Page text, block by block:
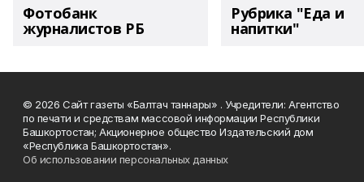
Фотобанк
журналистов РБ
Рубрика "Еда и
напитки"
© 2026 Сайт газеты «Балтач таннары» . Учредители: Агентство
по печати и средствам массовой информации Республики
Башкортостан; Акционерное общество Издательский дом
«Республика Башкортостан».
Об использовании персональных данных